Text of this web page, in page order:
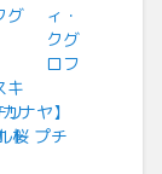
ィ・
クグ
ロフ
ナヤ】
桜 プチ